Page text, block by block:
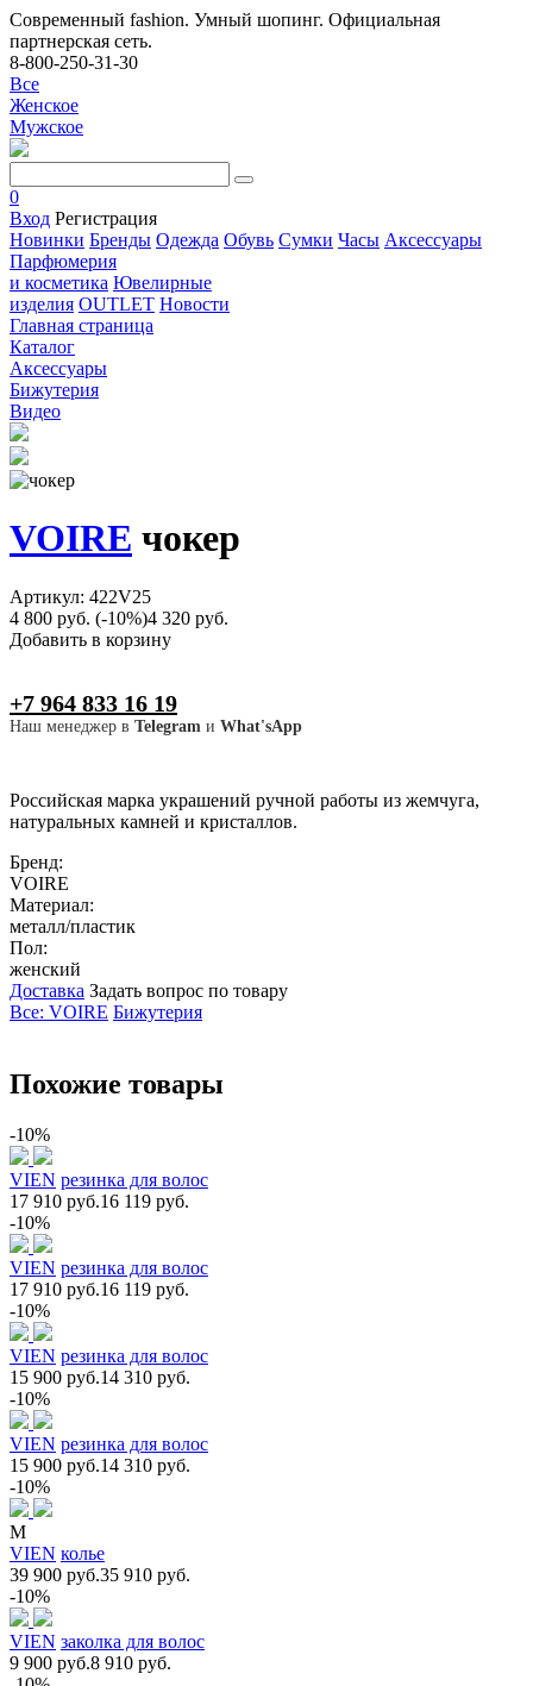
Современный fashion. Умный шопинг. Официальная
партнерская сеть.
8-800-250-31-30
Все
Женское
Мужское
0
Вход Регистрация
Новинки Бренды Одежда Обувь Сумки Часы Аксессуары
Парфюмерия
и косметика Ювелирные
изделия OUTLET Новости
Главная страница
Каталог
Аксессуары
Бижутерия
Видео
VOIRE чокер
Артикул: 422V25
4 800 руб. (-10%)4 320 руб.
Добавить в корзину
+7 964 833 16 19
Наш менеджер в Telegram и What'sApp
Российская марка украшений ручной работы из жемчуга,
натуральных камней и кристаллов.
Бренд:
VOIRE
Материал:
металл/пластик
Пол:
женский
Доставка Задать вопрос по товару
Все: VOIRE Бижутерия
Похожие товары
-10%
VIEN резинка для волос
17 910 руб.16 119 руб.
-10%
VIEN резинка для волос
17 910 руб.16 119 руб.
-10%
VIEN резинка для волос
15 900 руб.14 310 руб.
-10%
VIEN резинка для волос
15 900 руб.14 310 руб.
-10%
M
VIEN колье
39 900 руб.35 910 руб.
-10%
VIEN заколка для волос
9 900 руб.8 910 руб.